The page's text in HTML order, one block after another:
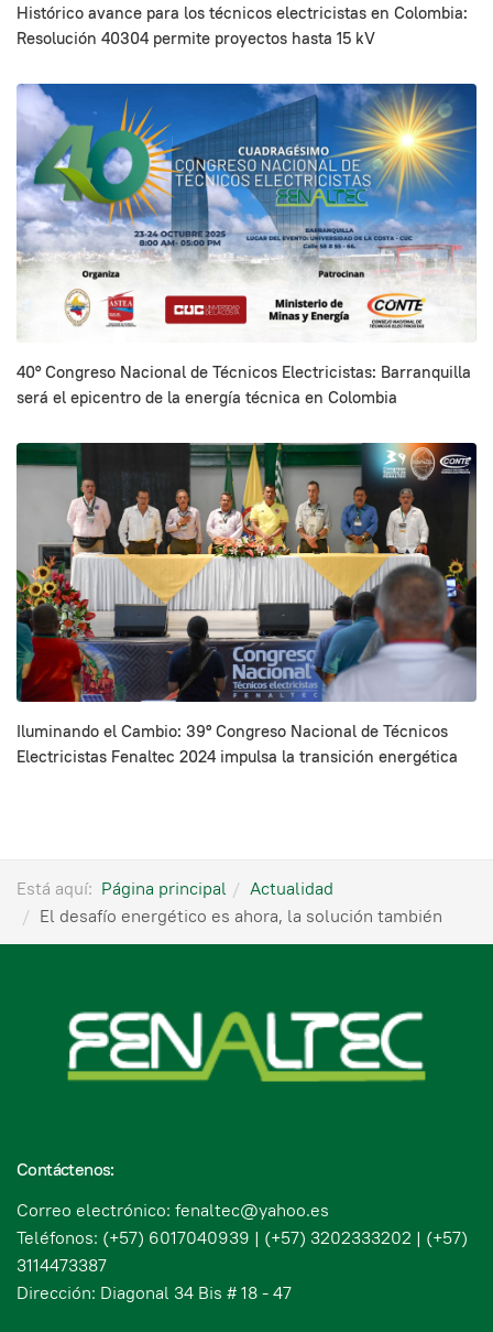
Histórico avance para los técnicos electricistas en Colombia:
Resolución 40304 permite proyectos hasta 15 kV
40° Congreso Nacional de Técnicos Electricistas: Barranquilla
será el epicentro de la energía técnica en Colombia
Iluminando el Cambio: 39º Congreso Nacional de Técnicos
Electricistas Fenaltec 2024 impulsa la transición energética
Está aquí: Página principal
Actualidad
El desafío energético es ahora, la solución también
Contáctenos:
Correo electrónico: fenaltec@yahoo.es
Teléfonos: (+57) 6017040939 | (+57) 3202333202 | (+57)
3114473387
Dirección: Diagonal 34 Bis # 18 - 47